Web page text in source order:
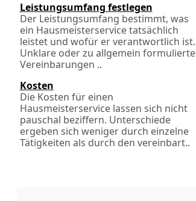
Leistungsumfang festlegen
Der Leistungsumfang bestimmt, was
ein Hausmeisterservice tatsächlich
leistet und wofür er verantwortlich ist.
Unklare oder zu allgemein formulierte
Vereinbarungen ..
Kosten
Die Kosten für einen
Hausmeisterservice lassen sich nicht
pauschal beziffern. Unterschiede
ergeben sich weniger durch einzelne
Tätigkeiten als durch den vereinbart..